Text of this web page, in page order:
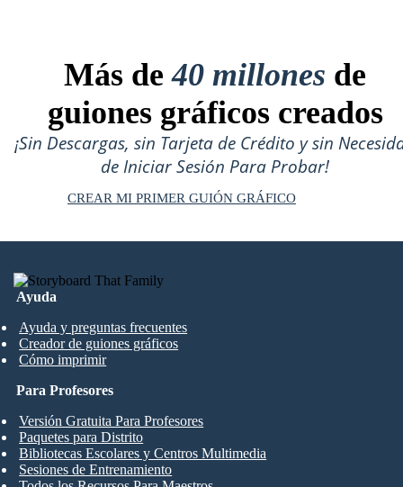
Más de40 millones de
guiones gráficos creados
¡Sin Descargas, sin Tarjeta de Crédito y sin
de Iniciar Sesión Para Probar!
CREAR MI PRIMER GUIÓN GRÁFICO
Ayuda
Ayuda y preguntas frecuentes
Creador de guiones gráficos
Cómo imprimir
Para Profesores
Versión Gratuita Para Profesores
Paquetes para Distrito
Bibliotecas Escolares y Centros Multimedia
Sesiones de Entrenamiento